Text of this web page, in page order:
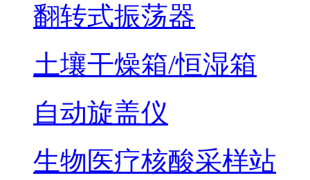
翻转式振荡器
土壤干燥箱/恒湿箱
自动旋盖仪
生物医疗核酸采样站